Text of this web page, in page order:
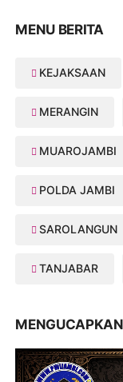
MENU BERITA
KEJAKSAAN
MERANGIN
MUAROJAMBI
POLDA JAMBI
SAROLANGUN
TANJABAR